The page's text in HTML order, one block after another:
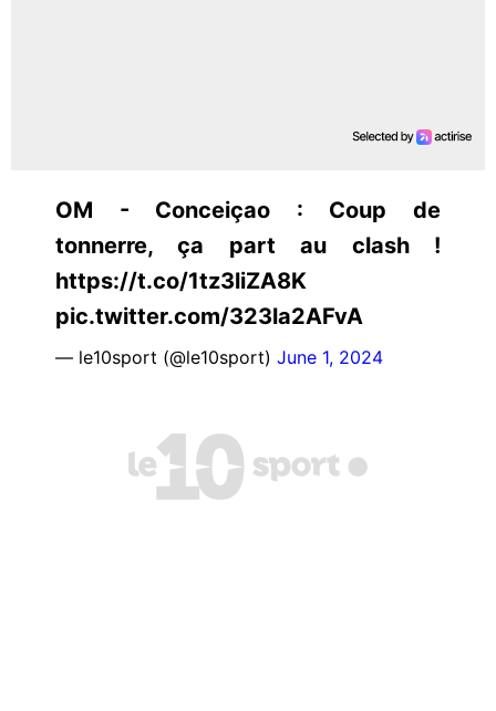
OM - Conceiçao : Coup de
tonnerre, ça part au clash !
https://t.co/1tz3liZA8K
pic.twitter.com/323la2AFvA
— le10sport (@le10sport) June 1, 2024